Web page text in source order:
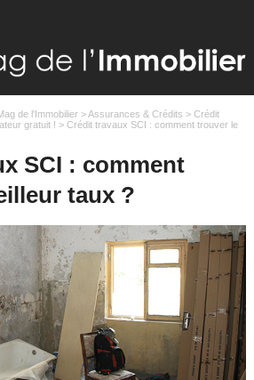
de l'Immobilier>Assurances & Crédits > Crédit
gratuit ! > Crédit travaux SCI : comment trouver le
SCI : comment
taux ?